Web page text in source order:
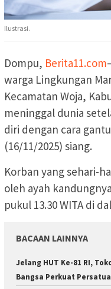
Ilustrasi.
Dompu, Berita11.com
warga Lingkungan
Kecamatan Woja,
meninggal dunia
diri dengan cara
(16/11/2025) siang.
Korban yang sehari-
oleh ayah
pukul 13.30 WITA di
BACAAN LAINNYA
Jelang HUT Ke-81 RI,
Bangsa Perkuat